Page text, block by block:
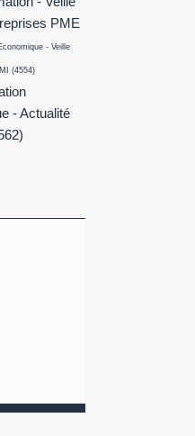
PME
- Veille
(4554)
- Actualité